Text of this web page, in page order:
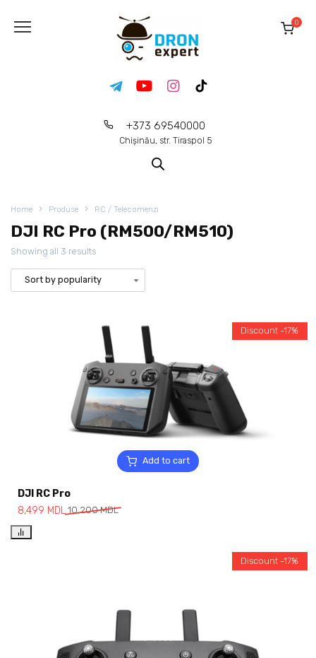
+373 69540000
Chișinău, str. Tiraspol 5
0
Home Produse RC / Telecomenzi
DJI RC Pro (RM500/RM510)
Showing all 3 results
Add to cart
Discount -17%
DJI RC Pro
10,200MDL
8,499 MDL
Discount -17%